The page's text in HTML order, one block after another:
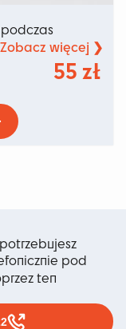
podczas
Zobacz więcej ❯
55 zł
pod
ten